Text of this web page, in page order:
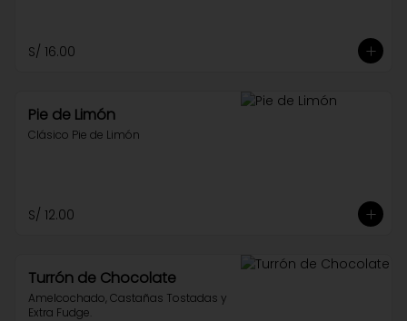
S/ 16.00
Pie de Limón
Clásico Pie de Limón
S/ 12.00
Turrón de Chocolate
Amelcochado, Castañas Tostadas y
Extra Fudge.